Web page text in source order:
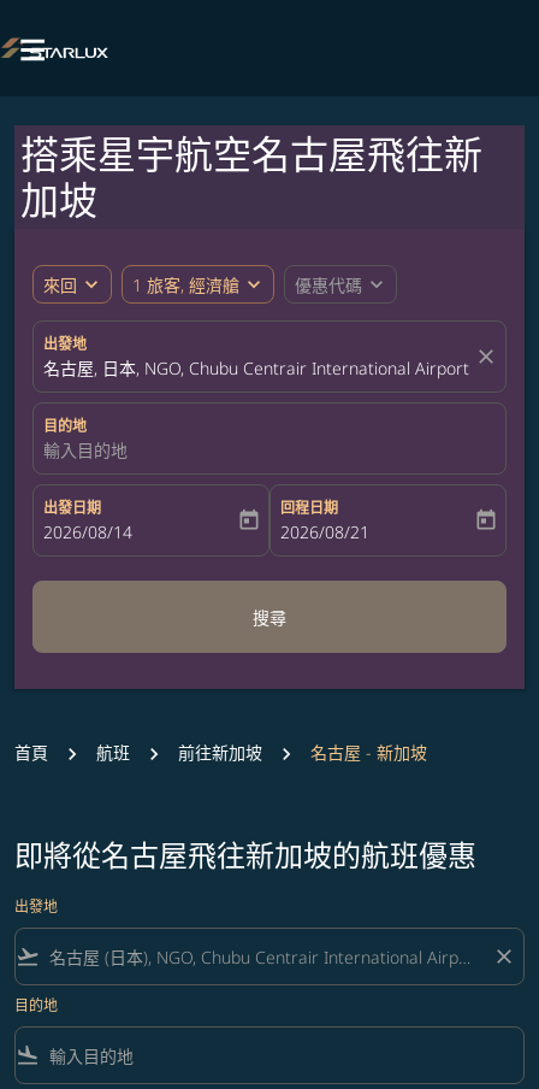

搭乘星宇航空名古屋飛往新
加坡
來回 expand_more 1 旅客, 經濟艙 expand_more 優惠代碼 expand_more
出發地
名古屋, 日本, NGO, Chubu Centrair International Airport close
目的地
輸入目的地
出發日期
fc-booking-departure-date-aria-label
2026/08/14 today
回程日期
fc-booking-return-date-aria-label
2026/08/21 today
搜尋
首頁 航班 前往新加坡 名古屋 - 新加坡
即將從名古屋飛往新加坡的航班優惠
出發地
flight_takeoff close
目的地
flight_land